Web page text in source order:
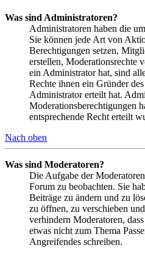
Was sind Administratoren?
Administratoren haben die
Sie können jede Art von
Berechtigungen setzen,
erstellen, Moderationsrechte
ein Administrator hat, sind
Rechte ihnen ein Gründer
Administrator erteilt hat.
Moderationsberechtigungen
entsprechende Recht erteilt
Nach oben
Was sind Moderatoren?
Die Aufgabe der
Forum zu beobachten. Sie
Beiträge zu ändern und zu
zu öffnen, zu verschieben
verhindern Moderatoren,
etwas nicht zum Thema
Angreifendes schreiben.